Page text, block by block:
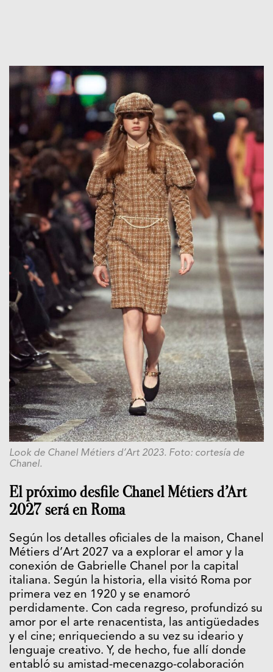
Look de Chanel Métiers d’Art 2023. Foto: cortesía de
Chanel.
El próximo desfile Chanel Métiers d’Art
2027 será en Roma
Según los detalles oficiales de la maison, Chanel
Métiers d’Art 2027 va a explorar el amor y la
conexión de Gabrielle Chanel por la capital
italiana. Según la historia, ella visitó Roma por
primera vez en 1920 y se enamoró
perdidamente. Con cada regreso, profundizó su
amor por el arte renacentista, las antigüedades
y el cine; enriqueciendo a su vez su ideario y
lenguaje creativo. Y, de hecho, fue allí donde
entabló su amistad-mecenazgo-colaboración